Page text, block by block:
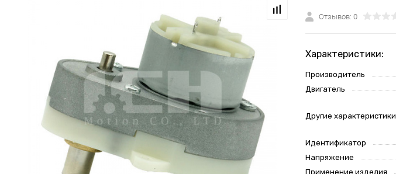
Отзывов: 0
Характеристики:
Производитель
Двигатель
Другие характеристики
Идентификатор
Напряжение
Применение изделия